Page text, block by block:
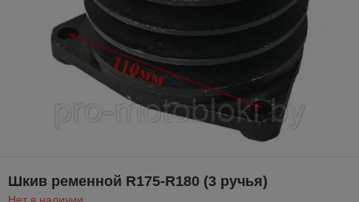
Шкив ременной R175-R180 (3 ручья)
Нет в наличии